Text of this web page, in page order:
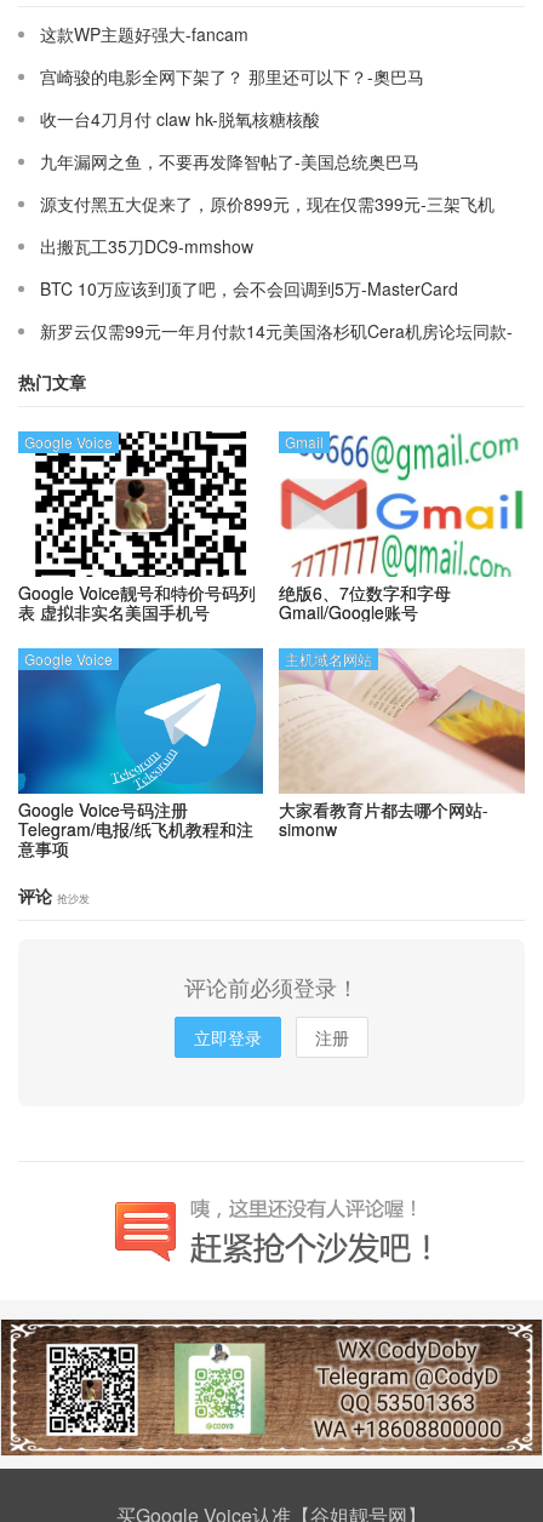
这款WP主题好强大-fancam
宫崎骏的电影全网下架了？ 那里还可以下？-奧巴马
收一台4刀月付 claw hk-脱氧核糖核酸
九年漏网之鱼，不要再发降智帖了-美国总统奥巴马
源支付黑五大促来了，原价899元，现在仅需399元-三架飞机
出搬瓦工35刀DC9-mmshow
BTC 10万应该到顶了吧，会不会回调到5万-MasterCard
新罗云仅需99元一年月付款14元美国洛杉矶Cera机房论坛同款-
热门文章
Google Voice靓号和特价号码列
表 虚拟非实名美国手机号
Google Voice
绝版6、7位数字和字母
Gmail/Google账号
Gmail
Google Voice号码注册
Telegram/电报/纸飞机教程和注
意事项
Google Voice
大家看教育片都去哪个网站-
simonw
主机域名网站
评论 抢沙发
评论前必须登录！
立即登录 注册
买Google Voice认准【谷姐靓号网】